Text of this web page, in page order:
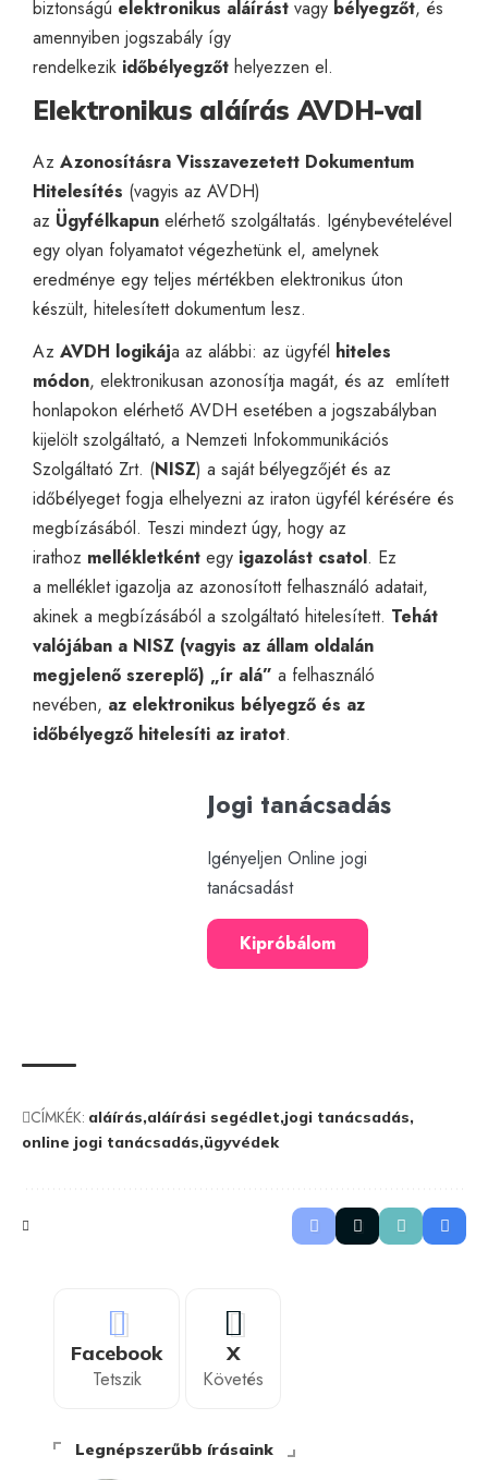
biztonságú elektronikus aláírást vagy bélyegzőt, és
amennyiben jogszabály így
rendelkezik időbélyegzőt helyezzen el.
Elektronikus aláírás AVDH-val
Az Azonosításra Visszavezetett Dokumentum
Hitelesítés (vagyis az AVDH)
az Ügyfélkapun elérhető szolgáltatás. Igénybevételével
egy olyan folyamatot végezhetünk el, amelynek
eredménye egy teljes mértékben elektronikus úton
készült, hitelesített dokumentum lesz.
Az AVDH logikája az alábbi: az ügyfél hiteles
módon, elektronikusan azonosítja magát, és az említett
honlapokon elérhető AVDH esetében a jogszabályban
kijelölt szolgáltató, a Nemzeti Infokommunikációs
Szolgáltató Zrt. (NISZ) a saját bélyegzőjét és az
időbélyeget fogja elhelyezni az iraton ügyfél kérésére és
megbízásából. Teszi mindezt úgy, hogy az
irathoz mellékletként egy igazolást csatol. Ez
a mellékletigazolja az azonosított felhasználó adatait,
akinek a megbízásából a szolgáltató hitelesített. Tehát
valójában a NISZ (vagyis az állam oldalán
megjelenő szereplő) „ír alá” a felhasználó
nevében, az elektronikus bélyegző és az
időbélyegző hitelesíti az iratot.
Jogi tanácsadás
Igényeljen Online jogi
tanácsadást
Kipróbálom
CÍMKÉK: aláírás aláírási segédlet jogi tanácsadás
online jogi tanácsadás ügyvédek
Facebook
Tetszik
X
Követés
Legnépszerűbb írásaink